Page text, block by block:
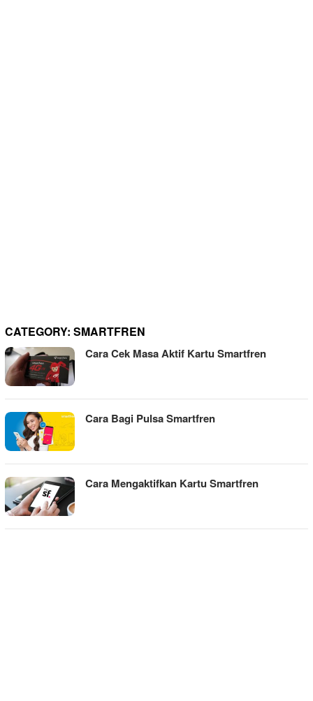
CATEGORY: SMARTFREN
Cara Cek Masa Aktif Kartu Smartfren
Cara Bagi Pulsa Smartfren
Cara Mengaktifkan Kartu Smartfren